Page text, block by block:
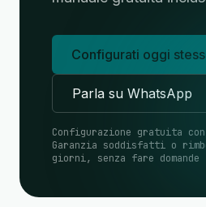
Configurati oggi
Parla su WhatsApp
Configurazione gratuita con
Garanzia soddisfatti o
giorni, senza fare domande